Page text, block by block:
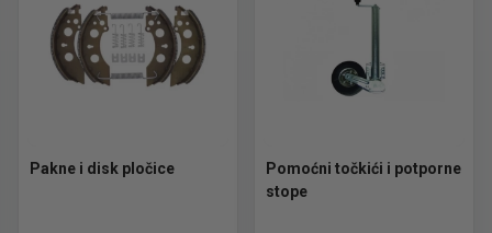
Pakne i disk pločice
Pomoćni točkići i potporne
stope